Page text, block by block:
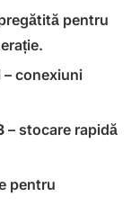
pentru
– conexiuni
– stocare rapidă
pentru